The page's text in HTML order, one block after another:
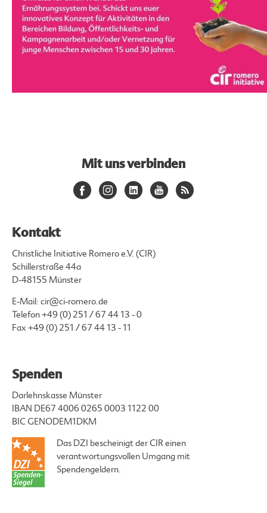
Mit uns verbinden
Kontakt
Christliche Initiative Romero e.V. (CIR)
Schillerstraße 44a
D-48155 Münster
E-Mail: cir@ci-romero.de
Telefon+49 (0) 251 / 67 44 13 - 0
Fax +49 (0) 251 / 67 44 13 - 11
Spenden
Darlehnskasse Münster
IBAN DE67 4006 0265 0003 1122 00
BIC GENODEM1DKM
Das DZI bescheinigt der CIR einen
verantwortungsvollen Umgang mit
Spendengeldern.